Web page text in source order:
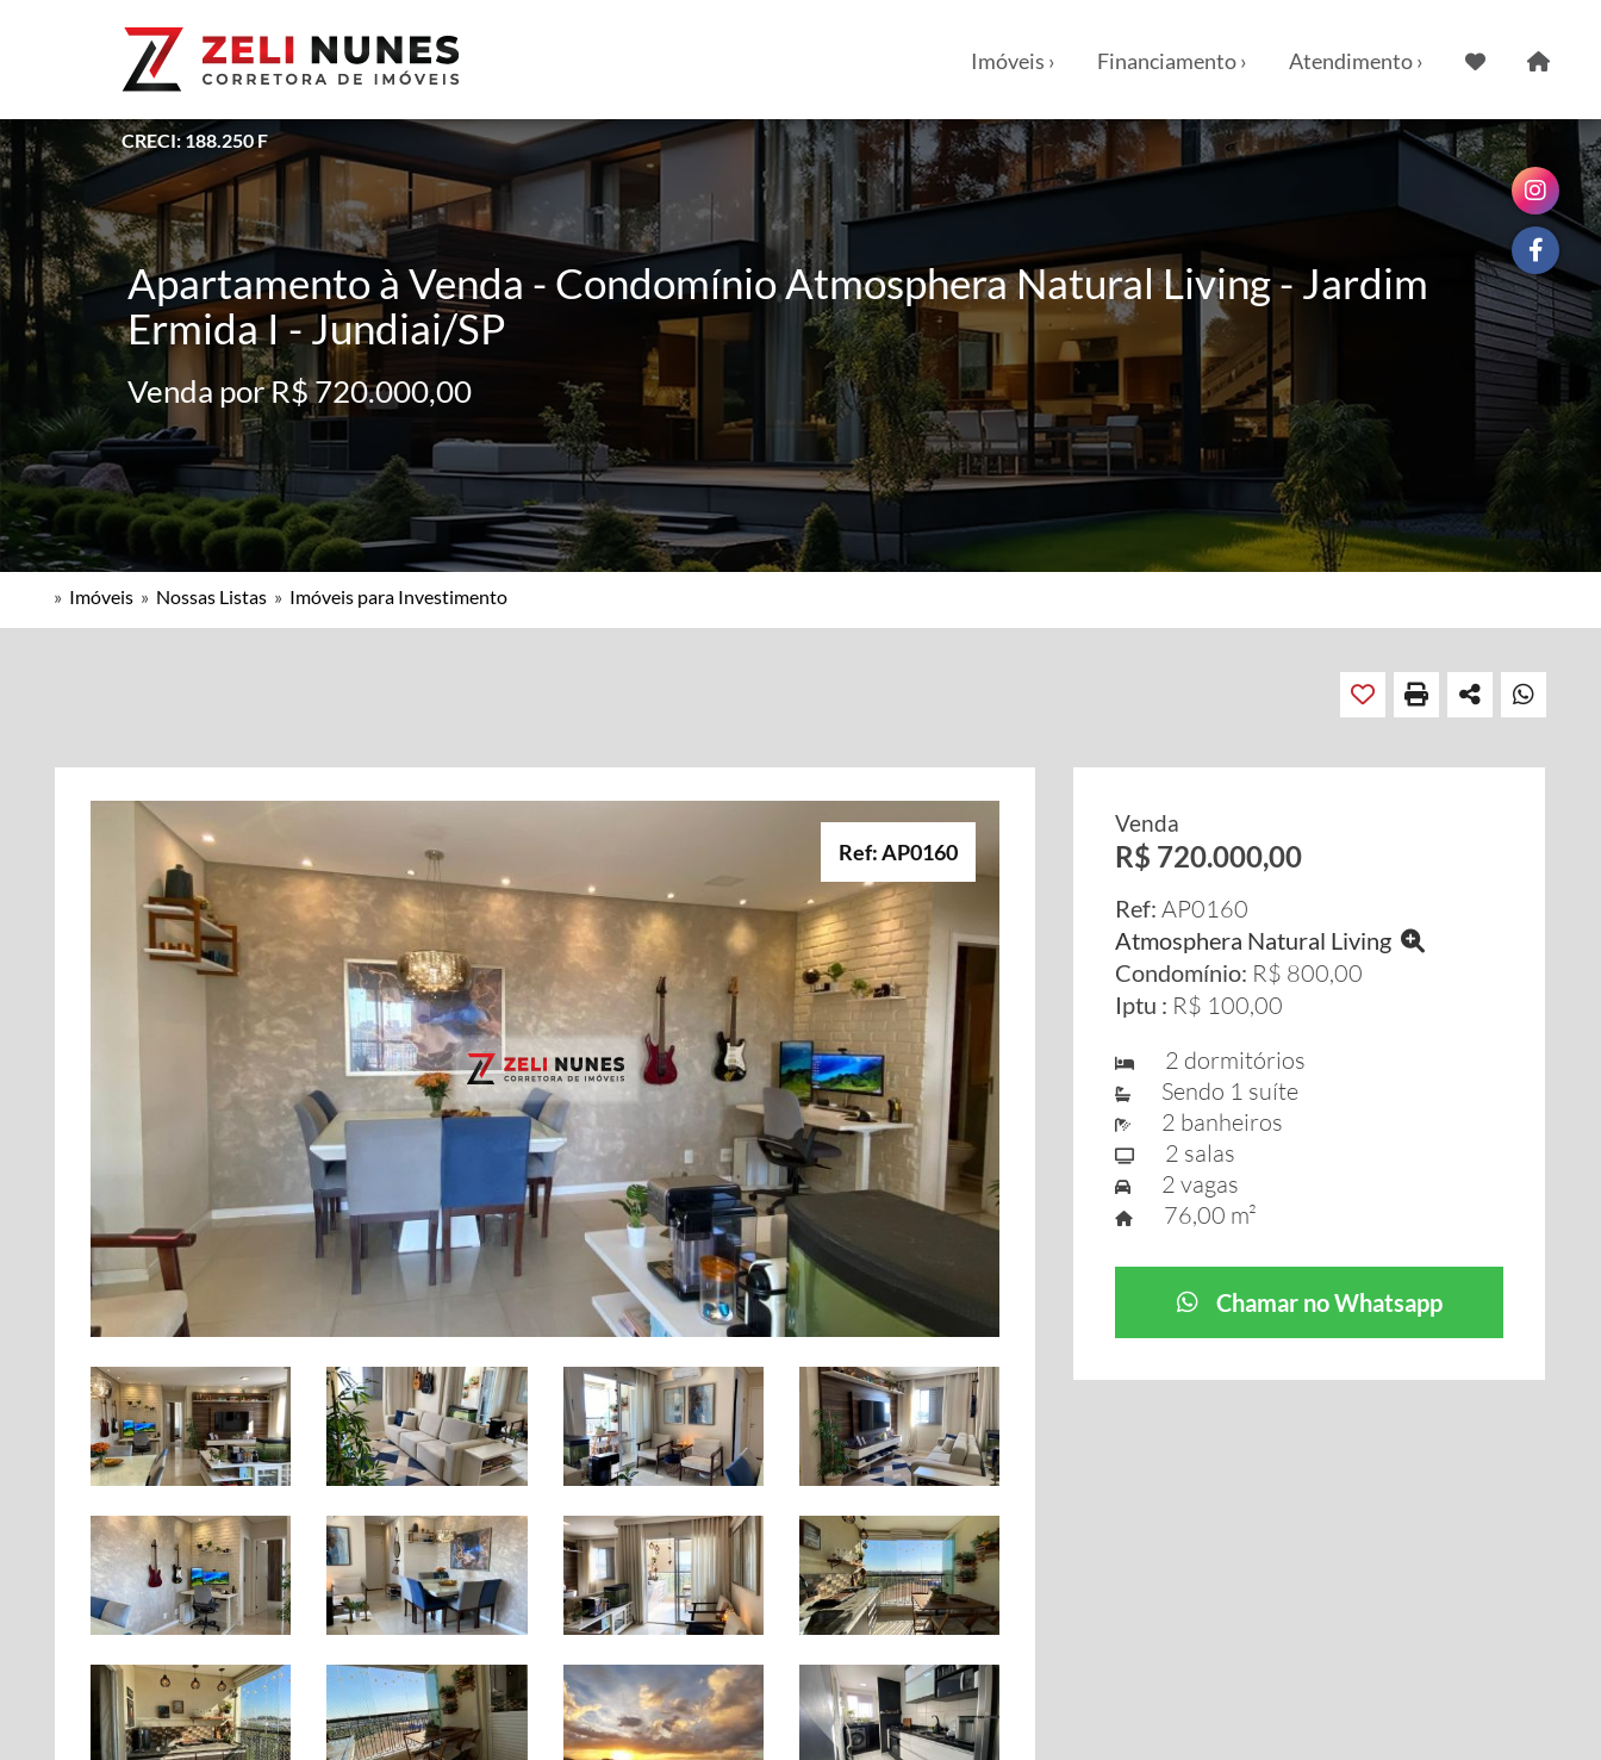
CRECI: 188.250 F
Imóveis › Financiamento › Atendimento ›
Apartamento à Venda - Condomínio Atmosphera Natural Living - Jardim
Ermida I - Jundiai/SP
Venda por R$ 720.000,00
» Imóveis » Nossas Listas » Imóveis para Investimento
Ref: AP0160
Venda
R$ 720.000,00
Ref: AP0160
Atmosphera Natural Living
Condomínio: R$ 800,00
Iptu : R$ 100,00
2 dormitórios
Sendo 1 suíte
2 banheiros
2 salas
2 vagas
76,00 m²
Chamar no Whatsapp